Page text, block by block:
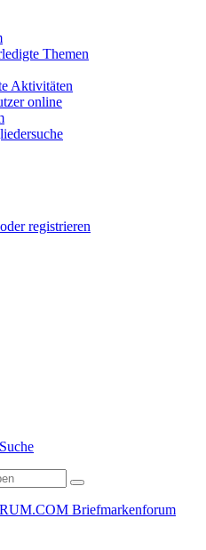
Themen
Aktivitäten
online
registrieren
Briefmarkenforum